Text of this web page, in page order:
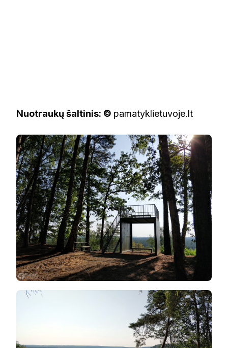
Nuotraukų šaltinis: © pamatyklietuvoje.lt